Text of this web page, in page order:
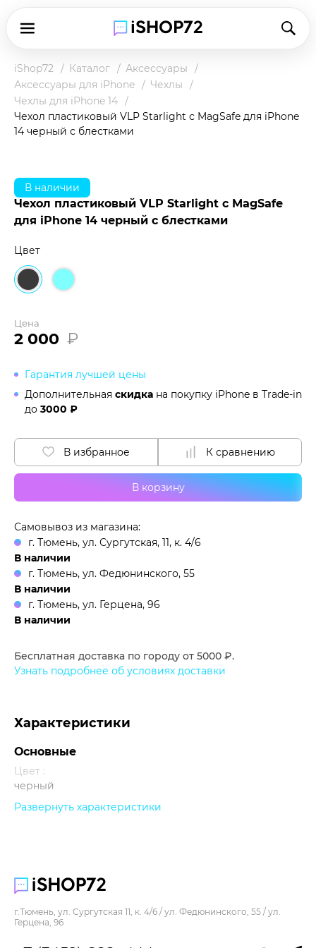
iShop72 Каталог
Аксессуары
Аксессуары для iPhone
Чехлы
Чехлы для iPhone 14
Чехол пластиковый VLP Starlight с MagSafe для iPhone
14 черный с блестками
В наличии
Чехол пластиковый VLP Starlight с MagSafe
для iPhone 14 черный с блестками
Цвет
Цена
2 000 ₽
Гарантия лучшей цены
Дополнительная скидка на покупку iPhone в Trade-in
до 3000 ₽
В корзину
В избранное К сравнению
Самовывоз из магазина:
г. Тюмень, ул. Сургутская, 11, к. 4/6
В наличии
г. Тюмень, ул. Федюнинского, 55
В наличии
г. Тюмень, ул. Герцена, 96
В наличии
Бесплатная доставка по городу от 5000 ₽.
Узнать подробнее об условиях доставки
Характеристики
Основные
Цвет :
черный
Прочее
Развернуть характеристики
г.Тюмень, ул. Сургутская 11, к. 4/6 / ул. Федюнинского, 55 / ул.
Герцена, 96